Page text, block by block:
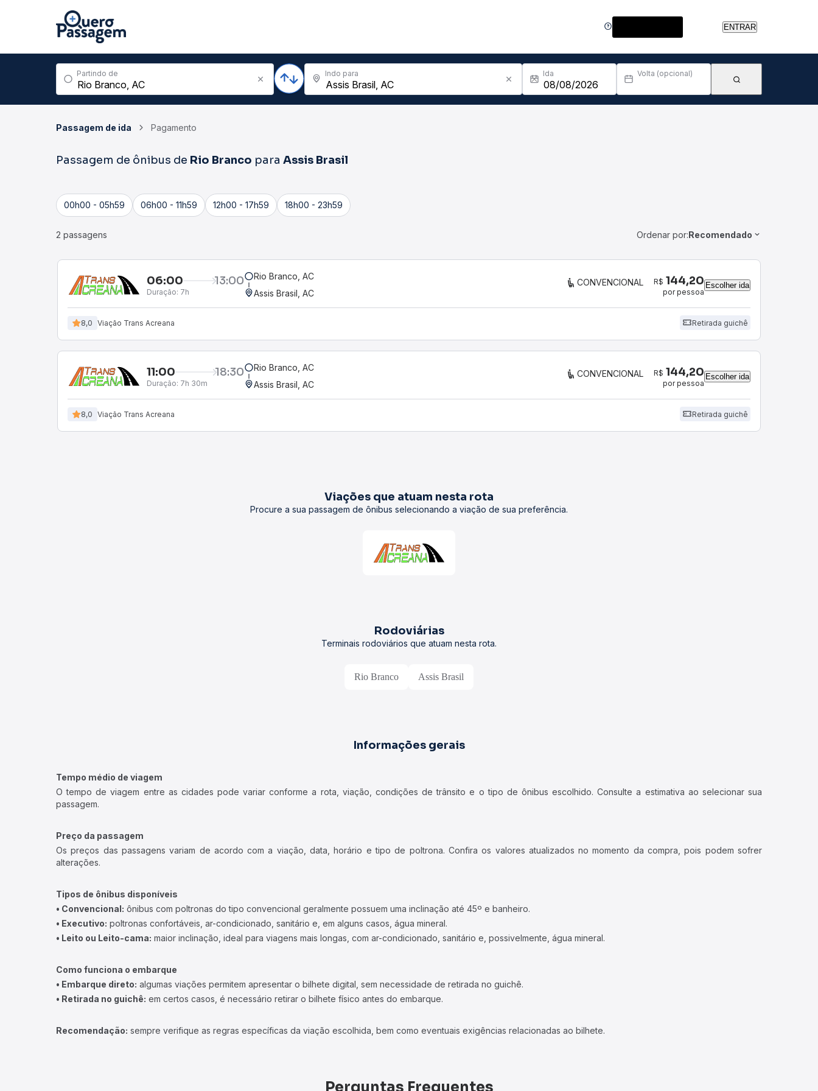
ENTRAR
Partindo de Indo para Ida Volta (opcional)
Passagem de ida Pagamento
Passagem de ônibus de Rio Branco para Assis Brasil
00h00 - 05h59 06h00 - 11h59 12h00 - 17h59 18h00 - 23h59
2 passagens Ordenar por:Recomendado
06:00 13:00
Duração: 7h
Rio Branco, AC
Assis Brasil, AC
CONVENCIONAL R$ 144,20
por pessoa
Escolher ida
8,0 Viação Trans Acreana Retirada guichê
11:00 18:30
Duração: 7h 30m
Rio Branco, AC
Assis Brasil, AC
CONVENCIONAL R$ 144,20
por pessoa
Escolher ida
8,0 Viação Trans Acreana Retirada guichê
Viações que atuam nesta rota
Procure a sua passagem de ônibus selecionando a viação de sua preferência.
Rodoviárias
Terminais rodoviários que atuam nesta rota.
Rio Branco Assis Brasil
Informações gerais
Tempo médio de viagem
O tempo de viagem entre as cidades pode variar conforme a rota, viação, condições de trânsito e o tipo de ônibus escolhido. Consulte a estimativa ao selecionar sua
passagem.
Preço da passagem
Os preços das passagens variam de acordo com a viação, data, horário e tipo de poltrona. Confira os valores atualizados no momento da compra, pois podem sofrer
alterações.
Tipos de ônibus disponíveis
• Convencional: ônibus com poltronas do tipo convencional geralmente possuem uma inclinação até 45º e banheiro.
• Executivo: poltronas confortáveis, ar-condicionado, sanitário e, em alguns casos, água mineral.
• Leito ou Leito-cama: maior inclinação, ideal para viagens mais longas, com ar-condicionado, sanitário e, possivelmente, água mineral.
Como funciona o embarque
• Embarque direto: algumas viações permitem apresentar o bilhete digital, sem necessidade de retirada no guichê.
• Retirada no guichê: em certos casos, é necessário retirar o bilhete físico antes do embarque.
Recomendação: sempre verifique as regras específicas da viação escolhida, bem como eventuais exigências relacionadas ao bilhete.
Perguntas Frequentes